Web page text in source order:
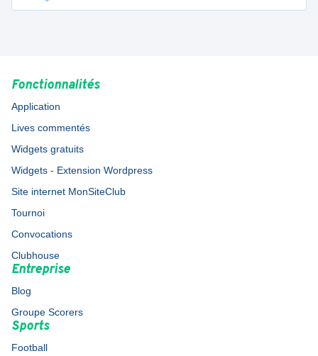
Fonctionnalités
Application
Lives commentés
Widgets gratuits
Widgets - Extension Wordpress
Site internet MonSiteClub
Tournoi
Convocations
Clubhouse
Entreprise
Blog
Groupe Scorers
Sports
Football